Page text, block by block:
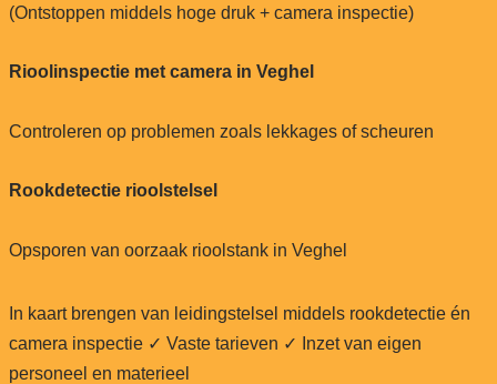
(Ontstoppen middels hoge druk + camera inspectie)
Rioolinspectie met camera in Veghel
Controleren op problemen zoals lekkages of scheuren
Rookdetectie rioolstelsel
Opsporen van oorzaak rioolstank in Veghel
In kaart brengen van leidingstelsel middels rookdetectie én
camera inspectie ✓ Vaste tarieven ✓ Inzet van eigen
personeel en materieel